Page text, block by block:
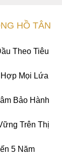
HỒ TÂN
Theo Tiêu
Mọi Lứa
Bảo Hành
Trên Thị
5 Năm